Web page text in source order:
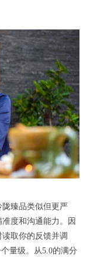
臻品类似但更严
度和沟通能力。因
取你的反馈并调
量级。从5.0的满分